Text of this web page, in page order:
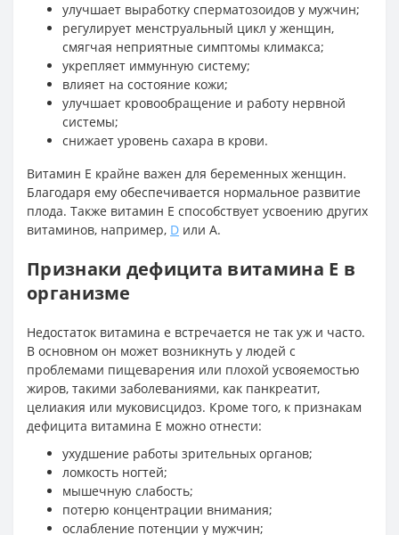
улучшает выработку сперматозоидов у мужчин;
регулирует менструальный цикл у женщин,
смягчая неприятные симптомы климакса;
укрепляет иммунную систему;
влияет на состояние кожи;
улучшает кровообращение и работу нервной
системы;
снижает уровень сахара в крови.
Витамин Е крайне важен для беременных женщин.
Благодаря ему обеспечивается нормальное развитие
плода. Также витамин Е способствует усвоению других
витаминов, например, D или А.
Признаки дефицита витамина Е в
организме
Недостаток витамина е встречается не так уж и часто.
В основном он может возникнуть у людей с
проблемами пищеварения или плохой усвояемостью
жиров, такими заболеваниями, как панкреатит,
целиакия или муковисцидоз. Кроме того, к признакам
дефицита витамина Е можно отнести:
ухудшение работы зрительных органов;
ломкость ногтей;
мышечную слабость;
потерю концентрации внимания;
ослабление потенции у мужчин;